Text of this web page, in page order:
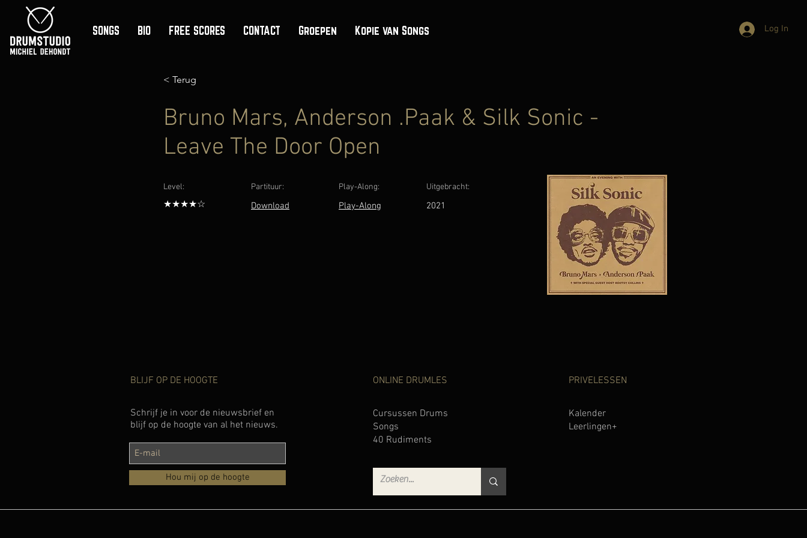
SONGS BIO FREE SCORES CONTACT Groepen Kopie van Songs Log In
< Terug
Bruno Mars, Anderson .Paak & Silk Sonic -
Leave The Door Open
Level:
★★★★☆
Partituur:
Download
Play-Along:
Play-Along
Uitgebracht:
2021
BLIJF OP DE HOOGTE ONLINE DRUMLES PRIVELESSEN
Schrijf je in voor de nieuwsbrief en
blijf op de hoogte van al het nieuws.
Hou mij op de hoogte
Cursussen Drums
Songs
40 Rudiments
Kalender
Leerlingen+